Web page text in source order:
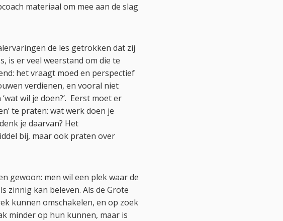
materiaal om mee aan de slag
de les getrokken dat zij
is er veel weerstand om die te
het vraagt moed en perspectief
verdienen, en vooral niet
wil je doen?’. Eerst moet er
te praten: wat werk doen je
je daarvan? Het
bij, maar ook praten over
gewoon: men wil een plek waar de
zinnig kan beleven. Als de Grote
kunnen omschakelen, en op zoek
minder op hun kunnen, maar is